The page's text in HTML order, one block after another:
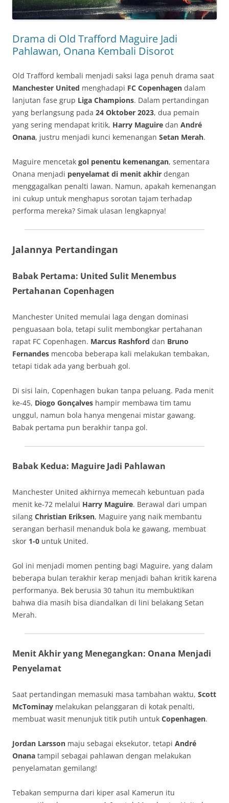
Drama di Old Trafford Maguire Jadi
Pahlawan, Onana Kembali Disorot
Old Trafford kembali menjadi saksi laga penuh drama saat
Manchester United menghadapi FC Copenhagen dalam
lanjutan fase grup Liga Champions. Dalam pertandingan
yang berlangsung pada 24 Oktober 2023, dua pemain
yang sering mendapat kritik, Harry Maguire dan André
Onana, justru menjadi kunci kemenangan Setan Merah.
Maguire mencetak gol penentu kemenangan, sementara
Onana menjadi penyelamat di menit akhir dengan
menggagalkan penalti lawan. Namun, apakah kemenangan
ini cukup untuk menghapus sorotan tajam terhadap
performa mereka? Simak ulasan lengkapnya!
Jalannya Pertandingan
Babak Pertama: United Sulit Menembus
Pertahanan Copenhagen
Manchester United memulai laga dengan dominasi
penguasaan bola, tetapi sulit membongkar pertahanan
rapat FC Copenhagen. Marcus Rashford dan Bruno
Fernandes mencoba beberapa kali melakukan tembakan,
tetapi tidak ada yang berbuah gol.
Di sisi lain, Copenhagen bukan tanpa peluang. Pada menit
ke-45, Diogo Gonçalves hampir membawa tim tamu
unggul, namun bola hanya mengenai mistar gawang.
Babak pertama pun berakhir tanpa gol.
Babak Kedua: Maguire Jadi Pahlawan
Manchester United akhirnya memecah kebuntuan pada
menit ke-72 melalui Harry Maguire. Berawal dari umpan
silang Christian Eriksen, Maguire yang naik membantu
serangan berhasil menanduk bola ke gawang, membuat
skor 1-0 untuk United.
Gol ini menjadi momen penting bagi Maguire, yang dalam
beberapa bulan terakhir kerap menjadi bahan kritik karena
performanya. Bek berusia 30 tahun itu membuktikan
bahwa dia masih bisa diandalkan di lini belakang Setan
Merah.
Menit Akhir yang Menegangkan: Onana Menjadi
Penyelamat
Saat pertandingan memasuki masa tambahan waktu, Scott
McTominay melakukan pelanggaran di kotak penalti,
membuat wasit menunjuk titik putih untuk Copenhagen.
Jordan Larsson maju sebagai eksekutor, tetapi André
Onana tampil sebagai pahlawan dengan melakukan
penyelamatan gemilang!
Tebakan sempurna dari kiper asal Kamerun itu